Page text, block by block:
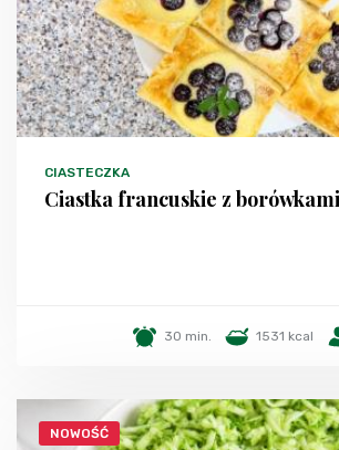
CIASTECZKA
Ciastka francuskie z
30 min. 1531 kcal
NOWOŚĆ